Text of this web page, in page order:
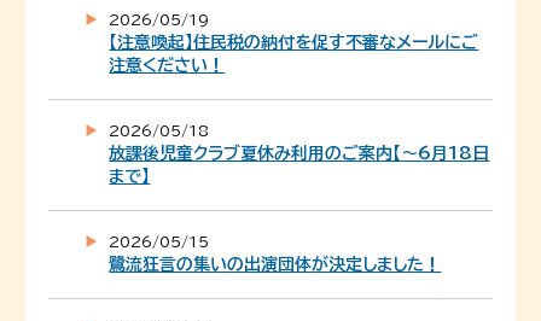
2026/05/19
【注意喚起】住民税の納付を促す不審なメールにご
注意ください！
2026/05/18
放課後児童クラブ夏休み利用のご案内【～6月18日
まで】
2026/05/15
鷺流狂言の集いの出演団体が決定しました！